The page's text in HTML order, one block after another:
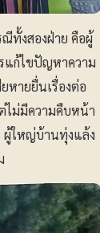
ทั้งสองฝ่าย คือผู้
แก้ไขปัญหาความ
หายยื่นเรื่องต่อ
ไม่มีความคืบหน้า
ผู้ใหญ่บ้านทุ่งแล้ง